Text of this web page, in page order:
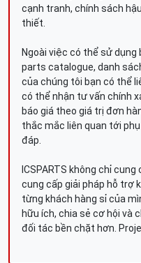
cạnh tranh, chính sách
thiết.
Ngoài việc có thể sử
parts catalogue, danh
của chúng tôi bạn có thể
có thể nhận tư vấn chính
báo giá theo giá trị đơn
thắc mắc liên quan tới
đáp.
ICSPARTS không chỉ
cung cấp giải pháp hỗ trợ
từng khách hàng sỉ của
hữu ích, chia sẻ cơ hội và
đối tác bền chặt hơn.